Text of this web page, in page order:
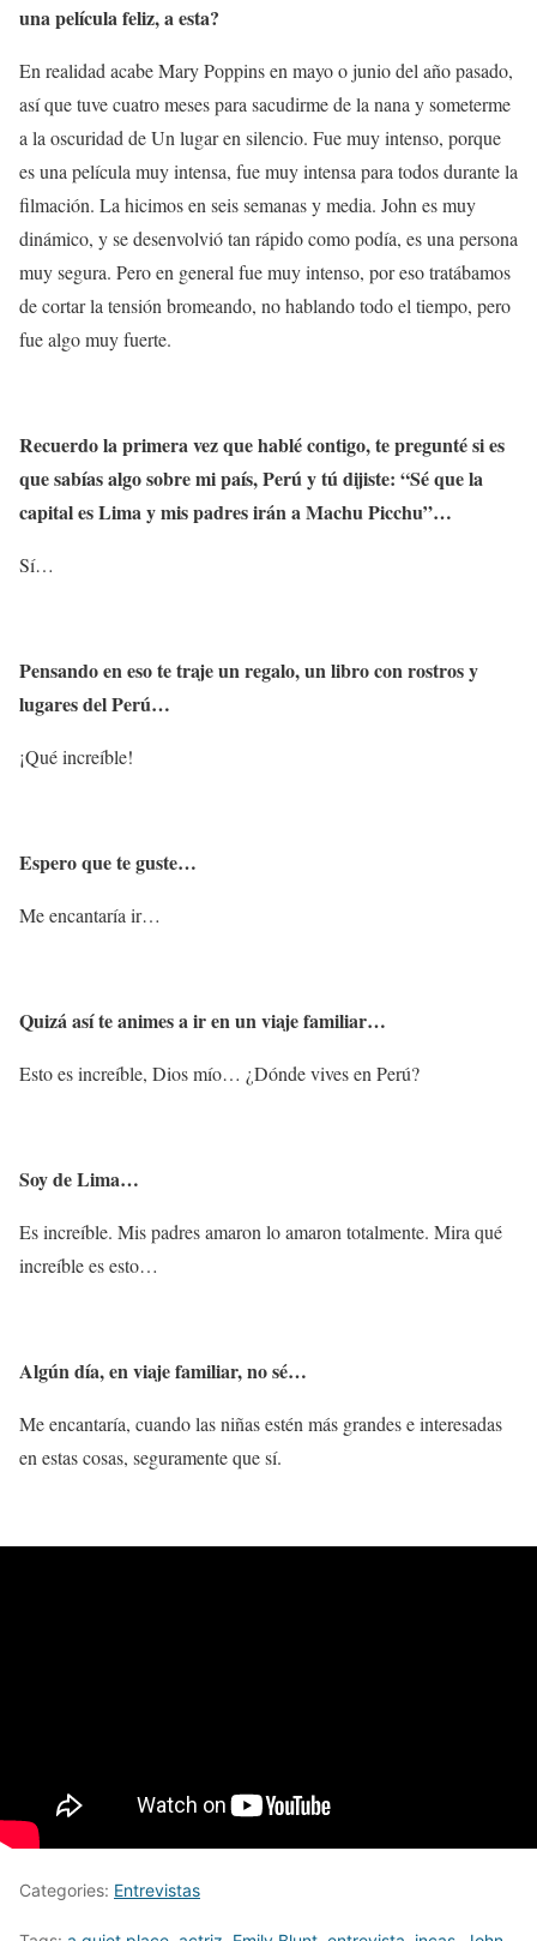
una película feliz, a esta?
En realidad acabe Mary Poppins en mayo o junio del año pasado,
así que tuve cuatro meses para sacudirme de la nana y someterme
a la oscuridad de Un lugar en silencio. Fue muy intenso, porque
es una película muy intensa, fue muy intensa para todos durante la
filmación. La hicimos en seis semanas y media. John es muy
dinámico, y se desenvolvió tan rápido como podía, es una persona
muy segura. Pero en general fue muy intenso, por eso tratábamos
de cortar la tensión bromeando, no hablando todo el tiempo, pero
fue algo muy fuerte.
Recuerdo la primera vez que hablé contigo, te pregunté si es
que sabías algo sobre mi país, Perú y tú dijiste: “Sé que la
capital es Lima y mis padres irán a Machu Picchu”…
Sí…
Pensando en eso te traje un regalo, un libro con rostros y
lugares del Perú…
¡Qué increíble!
Espero que te guste…
Me encantaría ir…
Quizá así te animes a ir en un viaje familiar…
Esto es increíble, Dios mío… ¿Dónde vives en Perú?
Soy de Lima…
Es increíble. Mis padres amaron lo amaron totalmente. Mira qué
increíble es esto…
Algún día, en viaje familiar, no sé…
Me encantaría, cuando las niñas estén más grandes e interesadas
en estas cosas, seguramente que sí.
Categories: Entrevistas